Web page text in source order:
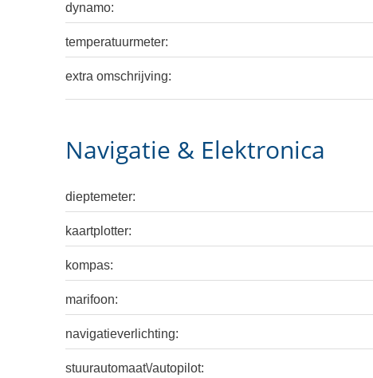
dynamo:
temperatuurmeter:
extra omschrijving:
Navigatie & Elektronica
dieptemeter:
kaartplotter:
kompas:
marifoon:
navigatieverlichting:
stuurautomaat\/autopilot: